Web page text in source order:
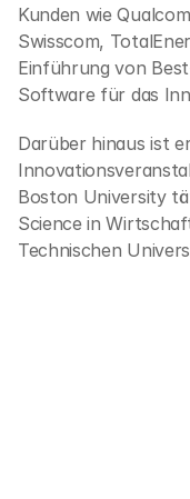
Kunden wie
Swisscom,
Einführung von
Software für das
Darüber hinaus ist
Boston University
Science in
Technischen